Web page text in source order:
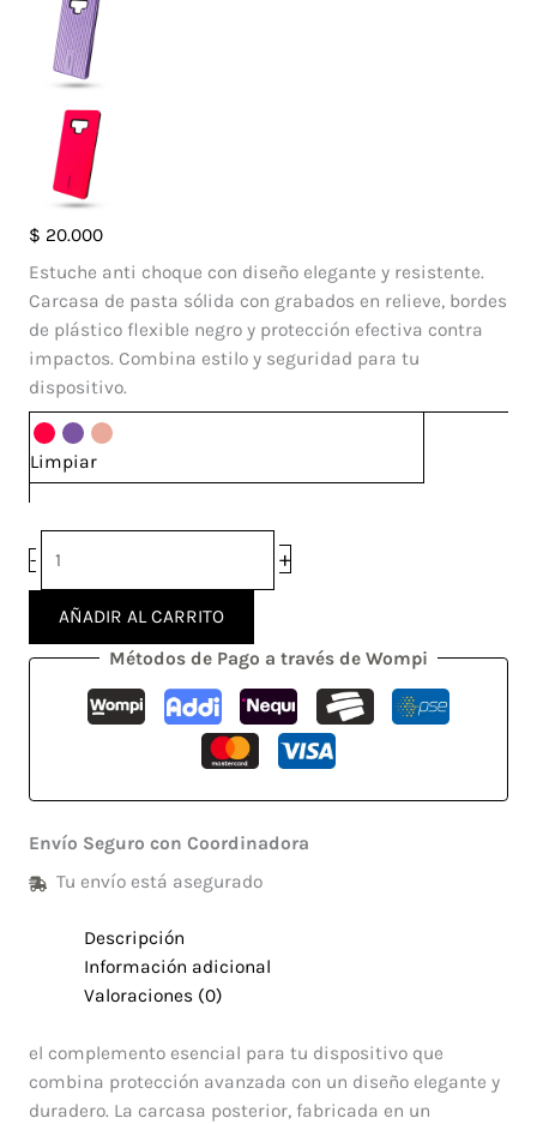
$ 20.000
Estuche anti choque con diseño elegante y resistente.
Carcasa de pasta sólida con grabados en relieve, bordes
de plástico flexible negro y protección efectiva contra
impactos. Combina estilo y seguridad para tu
dispositivo.
Limpiar
-
Case
Roof
Samsung
Galaxy
9
cantidad
+
AÑADIR AL CARRITO
Métodos de Pago a través de Wompi
Envío Seguro con Coordinadora
Tu envío está asegurado
Descripción
Información adicional
Valoraciones (0)
el complemento esencial para tu dispositivo que
combina protección avanzada con un diseño elegante y
duradero. La carcasa posterior, fabricada en un